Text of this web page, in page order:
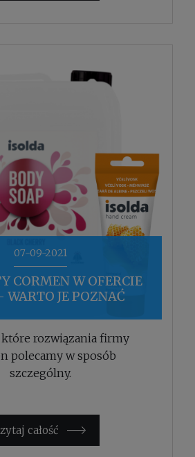
CORMEN W OFERCIE
JE POZNAĆ
07-09-2021
które rozwiązania firmy
polecamy w sposób
szczególny.
całość »